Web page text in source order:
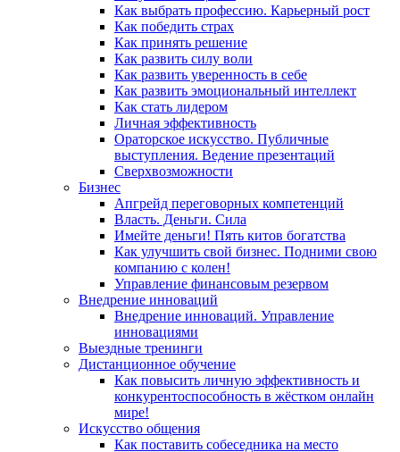
Как выбрать профессию. Карьерный рост
Как победить страх
Как принять решение
Как развить силу воли
Как развить уверенность в себе
Как развить эмоциональный интеллект
Как стать лидером
Личная эффективность
Ораторское искусство. Публичные
выступления. Ведение презентаций
Сверхвозможности
Бизнес
Апгрейд переговорных компетенций
Власть. Деньги. Сила
Имейте деньги! Пять китов богатства
Как улучшить свой бизнес. Подними свою
компанию с колен!
Управление финансовым резервом
Внедрение инноваций
Внедрение инноваций. Управление
инновациями
Выездные тренинги
Дистанционное обучение
Как повысить личную эффективность и
конкурентоспособность в жёстком онлайн
мире!
Искусство общения
Как поставить собеседника на место